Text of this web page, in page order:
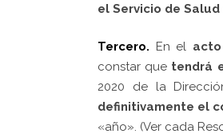
el Servicio de
Tercero. En el
constar que tendrá
2020 de la
definitivamente el
«año». (Ver cada